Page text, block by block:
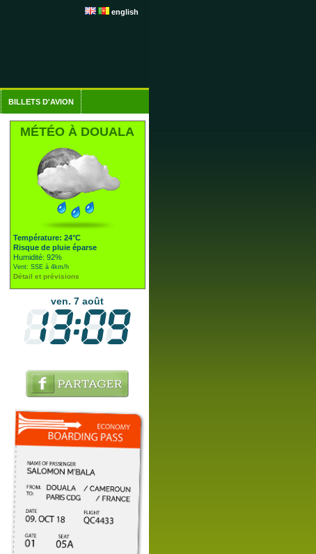
english
BILLETS D'AVION
MÉTÉO À DOUALA
Température: 24°C
Risque de pluie éparse
Humidité: 92%
Vent: SSE à 4km/h
Détail et prévisions
ven. 7 août